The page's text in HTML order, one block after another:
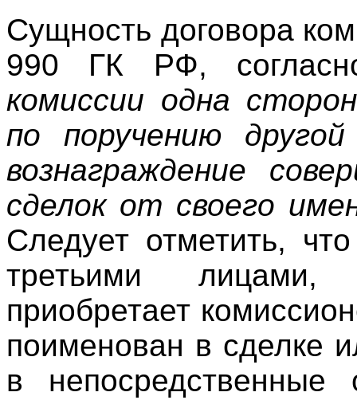
Сущность договора
990 ГК РФ,
комиссии одна
по поручению
вознаграждение
сделок от своего
Следует отметить,
третьими
приобретает
поименован в сделке
в